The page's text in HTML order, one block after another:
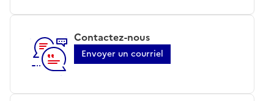
Contactez-nous
Envoyer un courriel